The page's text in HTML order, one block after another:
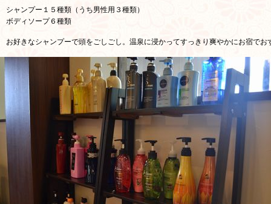
シャンプー１５種類（うち男性用３種類）
ボディソープ６種類
お好きなシャンプーで頭をごしごし。温泉に浸かってすっきり爽やかにお宿でお